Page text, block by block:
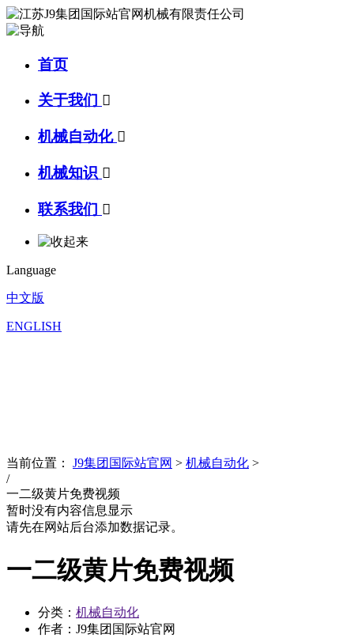
首页
关于我们 
机械自动化 
机械知识 
联系我们 
Language
中文版
ENGLISH
当前位置： J9集团国际站官网 > 机械自动化 >
/
一二级黄片免费视频
暂时没有内容信息显示
请先在网站后台添加数据记录。
一二级黄片免费视频
分类： 机械自动化
作者：J9集团国际站官网